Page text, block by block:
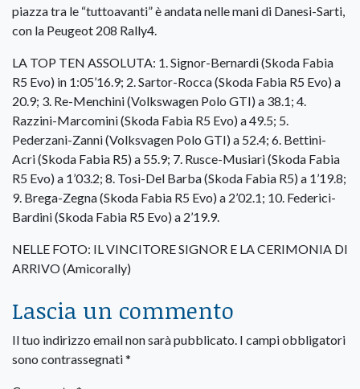
piazza tra le “tuttoavanti” è andata nelle mani di Danesi-Sarti,
con la Peugeot 208 Rally4.
LA TOP TEN ASSOLUTA: 1. Signor-Bernardi (Skoda Fabia
R5 Evo) in 1:05’16.9; 2. Sartor-Rocca (Skoda Fabia R5 Evo) a
20.9; 3. Re-Menchini (Volkswagen Polo GTI) a 38.1; 4.
Razzini-Marcomini (Skoda Fabia R5 Evo) a 49.5; 5.
Pederzani-Zanni (Volksvagen Polo GTI) a 52.4; 6. Bettini-
Acri (Skoda Fabia R5) a 55.9; 7. Rusce-Musiari (Skoda Fabia
R5 Evo) a 1’03.2; 8. Tosi-Del Barba (Skoda Fabia R5) a 1’19.8;
9. Brega-Zegna (Skoda Fabia R5 Evo) a 2’02.1; 10. Federici-
Bardini (Skoda Fabia R5 Evo) a 2’19.9.
NELLE FOTO: IL VINCITORE SIGNOR E LA CERIMONIA DI
ARRIVO (Amicorally)
Lascia un commento
Il tuo indirizzo email non sarà pubblicato. I campi obbligatori
sono contrassegnati*